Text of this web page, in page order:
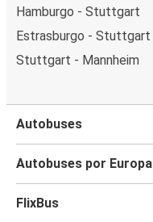
Hamburgo - Stuttgart
Estrasburgo - Stuttgart
Stuttgart - Mannheim
Autobuses
Autobuses por Europa
FlixBus